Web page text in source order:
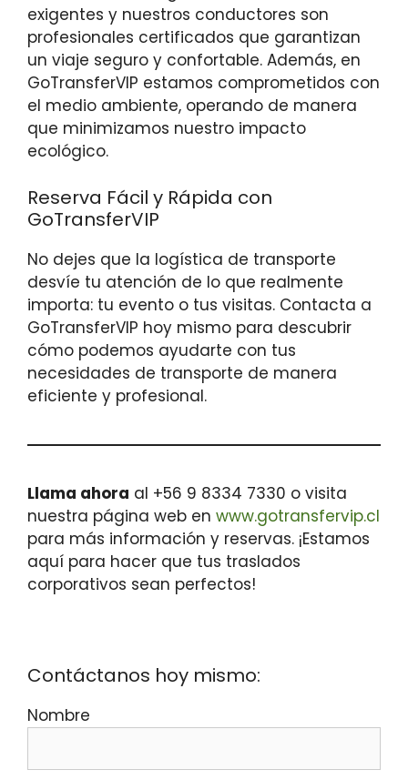
exigentes y nuestros conductores son
profesionales certificados que garantizan
un viaje seguro y confortable. Además, en
GoTransferVIP estamos comprometidos con
el medio ambiente, operando de manera
que minimizamos nuestro impacto
ecológico.
Reserva Fácil y Rápida con
GoTransferVIP
No dejes que la logística de transporte
desvíe tu atención de lo que realmente
importa: tu evento o tus visitas. Contacta a
GoTransferVIP hoy mismo para descubrir
cómo podemos ayudarte con tus
necesidades de transporte de manera
eficiente y profesional.
Llama ahora al +56 9 8334 7330 o visita
nuestra página web en www.gotransfervip.cl
para más información y reservas. ¡Estamos
aquí para hacer que tus traslados
corporativos sean perfectos!
Contáctanos hoy mismo:
Nombre